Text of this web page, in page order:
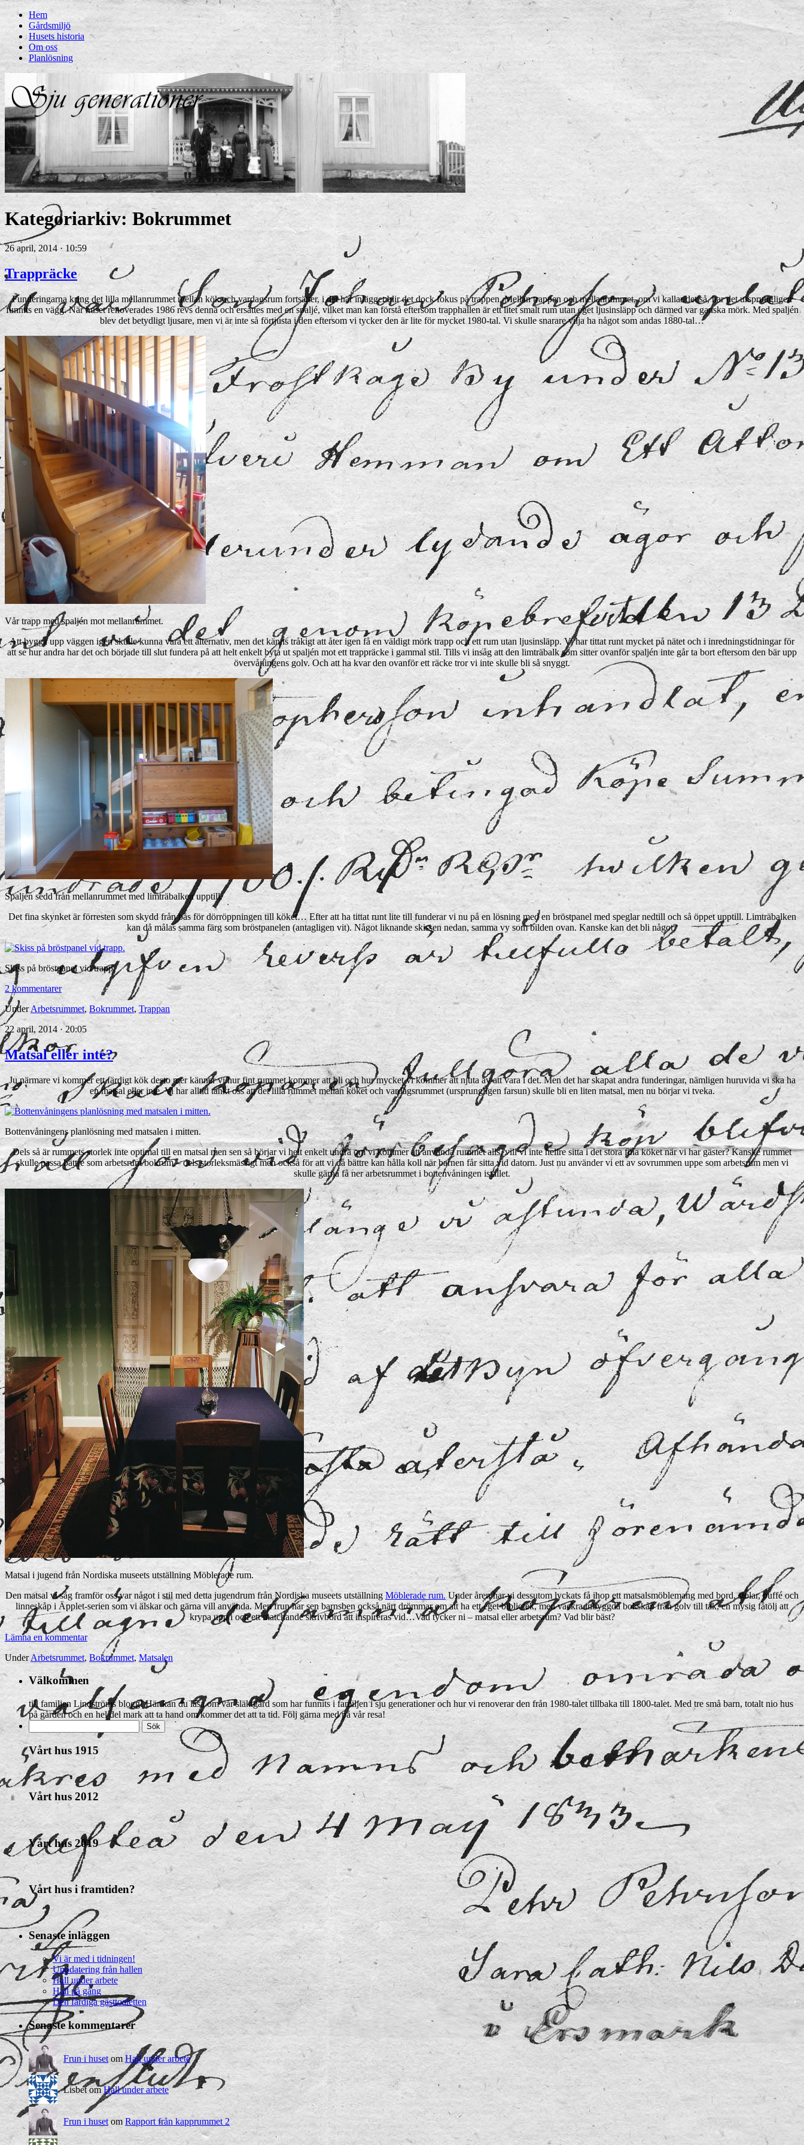
Hem
Gårdsmiljö
Husets historia
Om oss
Planlösning
Kategoriarkiv:Bokrummet
26 april, 2014 · 10:59
Trappräcke
Funderingarna kring det lilla mellanrummet mellan kök och vardagsrum fortsätter, i det här inlägget blir det dock fokus på trappen. Mellan trappen och mellanrummet, om vi kallar det så, har det ursprungligen
funnits en vägg. När huset renoverades 1986 revs denna och ersattes med en spaljé, vilket man kan förstå eftersom trapphallen är ett litet smalt rum utan eget ljusinsläpp och därmed var ganska mörk. Med spaljén
blev det betydligt ljusare, men vi är inte så förtjusta i den eftersom vi tycker den är lite för mycket 1980-tal. Vi skulle snarare vilja ha något som andas 1880-tal…
Vår trapp med spaljén mot mellanrummet.
Att bygga upp väggen igen skulle kunna vara ett alternativ, men det känns tråkigt att åter igen få en väldigt mörk trapp och ett rum utan ljusinsläpp. Vi har tittat runt mycket på nätet och i inredningstidningar för
att se hur andra har det och började till slut fundera på att helt enkelt byta ut spaljén mot ett trappräcke i gammal stil. Tills vi insåg att den limträbalk som sitter ovanför spaljén inte går ta bort eftersom den bär upp
övervåningens golv. Och att ha kvar den ovanför ett räcke tror vi inte skulle bli så snyggt.
Spaljén sedd från mellanrummet med limträbalken upptill.
Det fina skynket är förresten som skydd från bås för dörröppningen till köket… Efter att ha tittat runt lite till funderar vi nu på en lösning med en bröstpanel med speglar nedtill och så öppet upptill. Limträbalken
kan då målas samma färg som bröstpanelen (antagligen vit). Något liknande skissen nedan, samma vy som bilden ovan. Kanske kan det bli något?
Skiss på bröstpanel vid trapp.
2 kommentarer
UnderArbetsrummet, Bokrummet, Trappan
22 april, 2014 · 20:05
Matsal eller inte?
Ju närmare vi kommer ett färdigt kök desto mer känner vi hur fint rummet kommer att bli och hur mycket vi kommer att njuta av att vara i det. Men det har skapat andra funderingar, nämligen huruvida vi ska ha
en matsal eller inte. Vi har alltid tänkt oss att det lilla rummet mellan köket och vardagsrummet (ursprungligen farsun) skulle bli en liten matsal, men nu börjar vi tveka.
Bottenvåningens planlösning med matsalen i mitten.
Dels så är rummets storlek inte optimal till en matsal men sen så börjar vi helt enkelt undra om vi kommer att använda rummet alls, vill vi inte hellre sitta i det stora fina köket när vi har gäster? Kanske rummet
skulle passa bättre som arbetsrum/bokrum – dels storleksmässigt men också för att vi då bättre kan hålla koll när barnen får sitta vid datorn. Just nu använder vi ett av sovrummen uppe som arbetsrum men vi
skulle gärna få ner arbetsrummet i bottenvåningen istället.
Matsal i jugend från Nordiska museets utställning Möblerade rum.
Den matsal vi såg framför oss var något i stil med detta jugendrum från Nordiska museets utställningMöblerade rum. Under åren har vi dessutom lyckats få ihop ett matsalsmöblemang med bord, stolar, buffé och
linneskåp i Äpplet-serien som vi älskar och gärna vill använda. Men frun har sen barnsben också närt drömmar om att ha ett eget bibliotek, med vackra inbyggda bokskåp från golv till tak, en mysig fåtölj att
krypa upp i och ett matchande skrivbord att inspireras vid…Vad tycker ni – matsal eller arbetsrum? Vad blir bäst?
Lämna en kommentar
UnderArbetsrummet, Bokrummet,Matsalen
Välkommen
till familjen Lindströms blogg! Här kan du läsa om vår släktgård som har funnits i familjen i sju generationer och hur vi renoverar den från 1980-talet tillbaka till 1800-talet. Med tre små barn, totalt nio hus
på gården och en hel del mark att ta hand om kommer det att ta tid. Följ gärna med på vår resa!
Vårt hus 1915
Vårt hus 2012
Vårt hus 2019
Vårt hus i framtiden?
Senaste inläggen
Vi är med i tidningen!
Uppdatering från hallen
Hall under arbete
Hall på gång
Den färdiga gästtoaletten
Senaste kommentarer
Frun i husetomHall under arbete
Lisbet omHall under arbete
Frun i husetom Rapport från kapprummet 2